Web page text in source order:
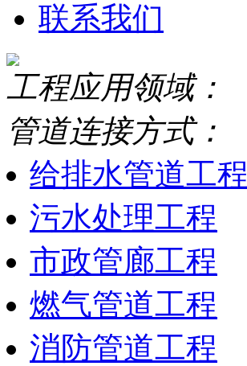
联系我们
工程应用领域：
管道连接方式：
给排水管道工程
污水处理工程
市政管廊工程
燃气管道工程
消防管道工程